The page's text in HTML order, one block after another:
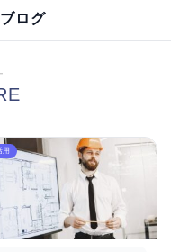
ログ
用